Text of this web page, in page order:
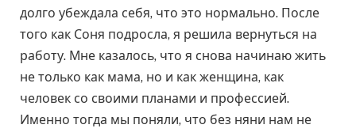
долго убеждала себя, что это нормально. После
того как Соня подросла, я решила вернуться на
работу. Мне казалось, что я снова начинаю жить
не только как мама, но и как женщина, как
человек со своими планами и профессией.
Именно тогда мы поняли, что без няни нам не